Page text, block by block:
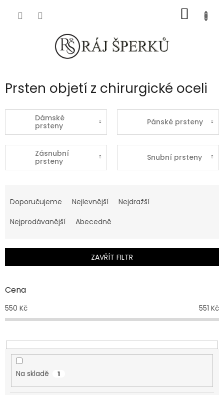
KOŠÍK
Prsten objetí z chirurgické oceli
Dámské
prsteny
Pánské prsteny
Zásnubní
prsteny
Snubní prsteny
a
e
í
r
d
k
t
Doporučujeme Nejlevnější
Nejdražší
Nejprodávanější
Abecedně
ZAVŘÍT FILTR
Cena
550 Kč 551 Kč
Na skladě 1